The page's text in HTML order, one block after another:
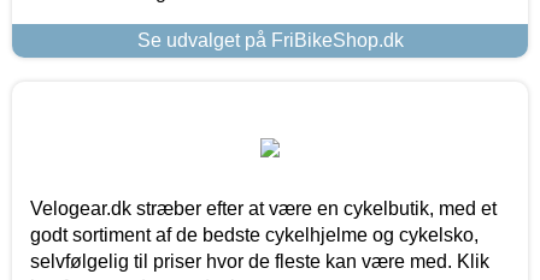
Se udvalget på FriBikeShop.dk
Velogear.dk stræber efter at være en cykelbutik, med et
godt sortiment af de bedste cykelhjelme og cykelsko,
selvfølgelig til priser hvor de fleste kan være med. Klik